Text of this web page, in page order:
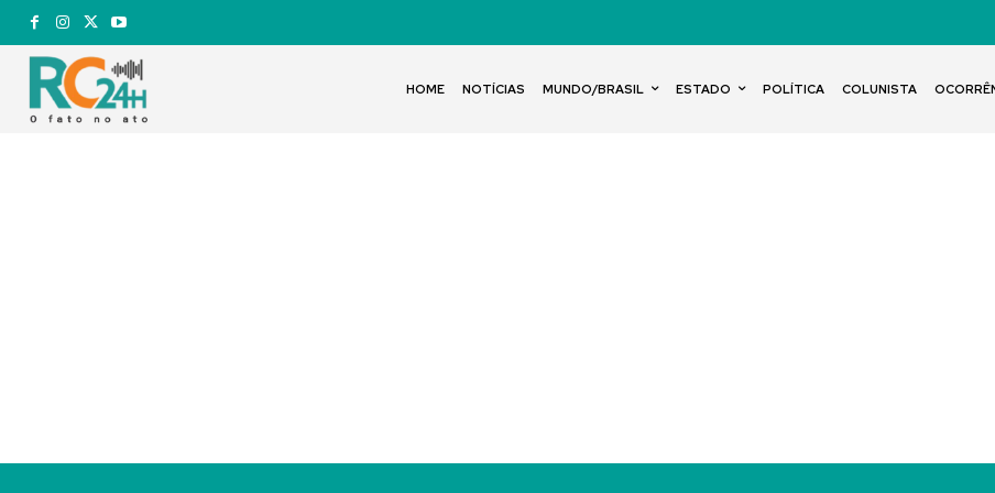
HOME NOTÍCIAS MUNDO/BRASIL ESTADO POLÍTICA COLUNISTA